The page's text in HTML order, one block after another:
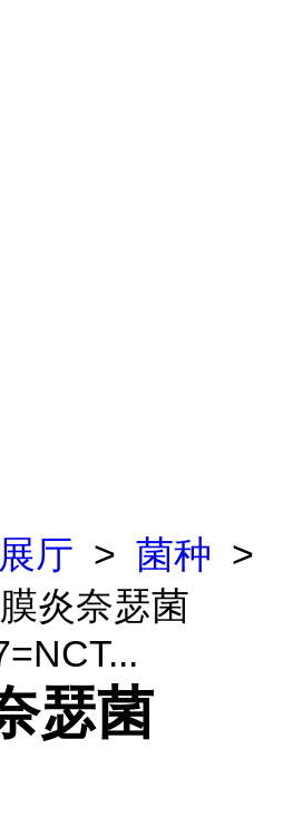
厅 > 菌种 >
炎奈瑟菌
瑟菌